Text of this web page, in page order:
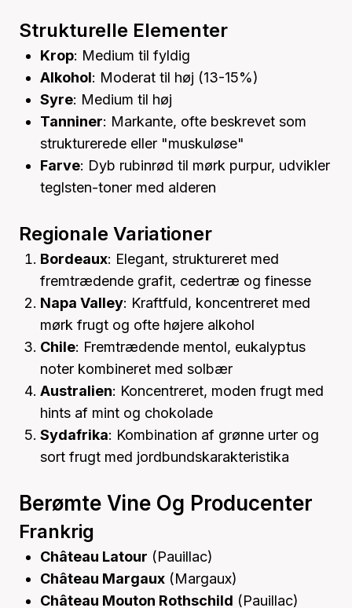
Strukturelle Elementer
Krop: Medium til fyldig
Alkohol: Moderat til høj (13-15%)
Syre: Medium til høj
Tanniner: Markante, ofte beskrevet som
strukturerede eller "muskuløse"
Farve: Dyb rubinrød til mørk purpur, udvikler
teglsten-toner med alderen
Regionale Variationer
Bordeaux: Elegant, struktureret med
fremtrædende grafit, cedertræ og finesse
Napa Valley: Kraftfuld, koncentreret med
mørk frugt og ofte højere alkohol
Chile: Fremtrædende mentol, eukalyptus
noter kombineret med solbær
Australien: Koncentreret, moden frugt med
hints af mint og chokolade
Sydafrika: Kombination af grønne urter og
sort frugt med jordbundskarakteristika
Berømte Vine Og Producenter
Frankrig
Château Latour (Pauillac)
Château Margaux (Margaux)
Château Mouton Rothschild (Pauillac)